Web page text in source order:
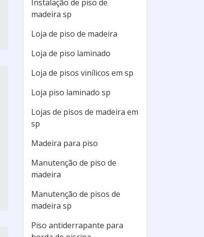
Instalação de piso de
madeira sp
Loja de piso de madeira
Loja de piso laminado
Loja de pisos vinílicos em sp
Loja piso laminado sp
Lojas de pisos de madeira em
sp
Madeira para piso
Manutenção de piso de
madeira
Manutenção de pisos de
madeira sp
Piso antiderrapante para